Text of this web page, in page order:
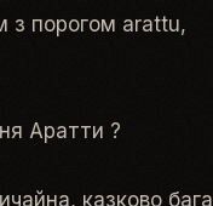
з порогом arattu,
Аратти ?
казково